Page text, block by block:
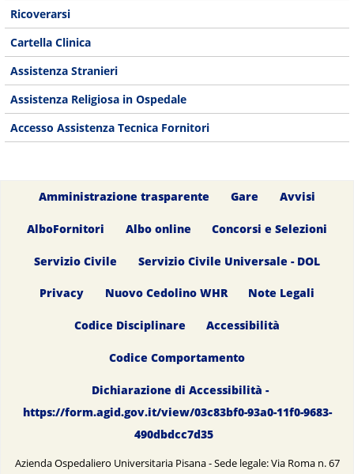
Ricoverarsi
Cartella Clinica
Assistenza Stranieri
Assistenza Religiosa in Ospedale
Accesso Assistenza Tecnica Fornitori
Amministrazione trasparente Gare Avvisi
AlboFornitori Albo online Concorsi e Selezioni
Servizio Civile Servizio Civile Universale - DOL
Privacy Nuovo Cedolino WHR Note Legali
Codice Disciplinare Accessibilità
Codice Comportamento
Dichiarazione di Accessibilità -
https://form.agid.gov.it/view/03c83bf0-93a0-11f0-9683-
490dbdcc7d35
Azienda Ospedaliero Universitaria Pisana - Sede legale: Via Roma n. 67